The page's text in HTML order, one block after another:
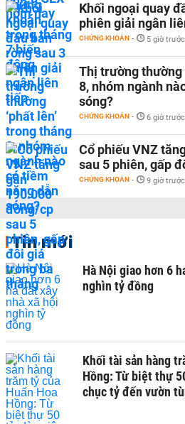
Khối ngoại quay
phiên giải ngân
CHỨNG KHOÁN - 5 giờ trước
Thị trường thường
8, nhóm ngành
sóng?
CHỨNG KHOÁN - 6 giờ trước
Cổ phiếu VNZ
sau 5 phiên, gấp
CHỨNG KHOÁN - 9 giờ trước
Tin mới
Hà Nội giao hơn 6
nghìn tỷ đồng
Khối tài sản hàng
Hồng: Từ biệt thự
chục tỷ đến vườn